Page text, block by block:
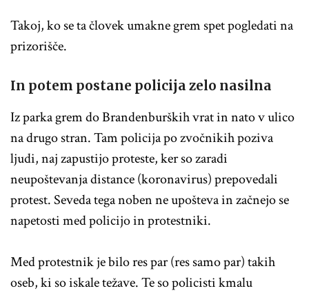
Takoj, ko se ta človek umakne grem spet pogledati na
prizorišče.
In potem postane policija zelo nasilna
Iz parka grem do Brandenburških vrat in nato v ulico
na drugo stran. Tam policija po zvočnikih poziva
ljudi, naj zapustijo proteste, ker so zaradi
neupoštevanja distance (koronavirus) prepovedali
protest. Seveda tega noben ne upošteva in začnejo se
napetosti med policijo in protestniki.
Med protestnik je bilo res par (res samo par) takih
oseb, ki so iskale težave. Te so policisti kmalu